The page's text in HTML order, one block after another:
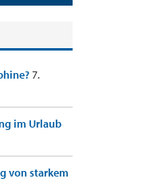
7.
im Urlaub
von starkem